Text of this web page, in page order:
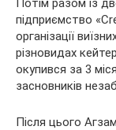
Потім разом із
підприємство
організації
різновидах
окупився за 3
засновників
Після цього